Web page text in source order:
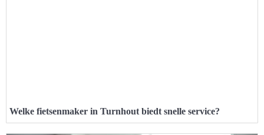
Welke fietsenmaker in Turnhout biedt snelle service?